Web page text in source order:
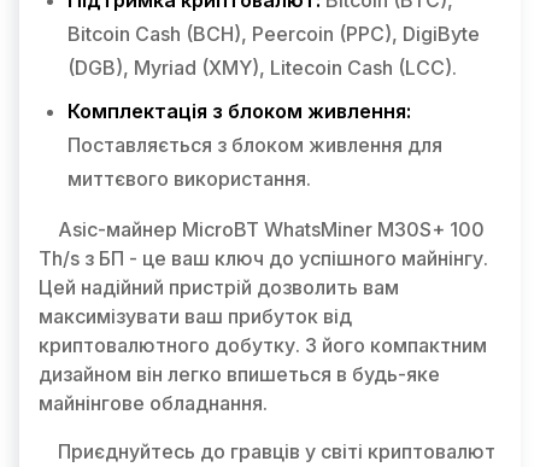
Bitcoin Cash (BCH), Peercoin (PPC), DigiByte
(DGB), Myriad (XMY), Litecoin Cash (LCC).
Комплектація з блоком живлення:
Поставляється з блоком живлення для
миттєвого використання.
Asic-майнер MicroBT WhatsMiner M30S+ 100
Th/s з БП - це ваш ключ до успішного майнінгу.
Цей надійний пристрій дозволить вам
максимізувати ваш прибуток від
криптовалютного добутку. З його компактним
дизайном він легко впишеться в будь-яке
майнінгове обладнання.
Приєднуйтесь до гравців у світі криптовалют